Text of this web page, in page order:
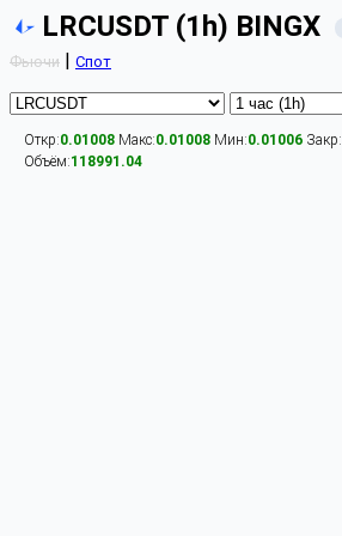
LRCUSDT (1h) BINGX
Фьючи | Спот
Откр:0.01008 Макс:0.01008 Мин:0.01006 Закр:
Объём:118991.04